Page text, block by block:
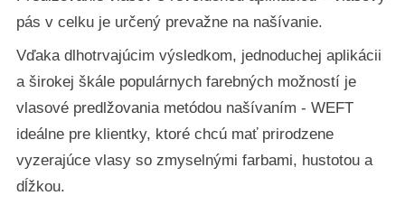
pás v celku je určený prevažne na našívanie.
Vďaka dlhotrvajúcim výsledkom, jednoduchej aplikácii
a širokej škále populárnych farebných možností je
vlasové predlžovania metódou našívaním - WEFT
ideálne pre klientky, ktoré chcú mať prirodzene
vyzerajúce vlasy so zmyselnými farbami, hustotou a
dĺžkou.